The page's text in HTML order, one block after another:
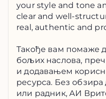
your style and tone
clear and well-
real, authentic and
Такође вам помаже
бољих наслова,
и додавањем
ресурса. Без обзира
или радник, АИ